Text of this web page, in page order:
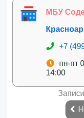
МБУ
+7
пн-пт
14:00